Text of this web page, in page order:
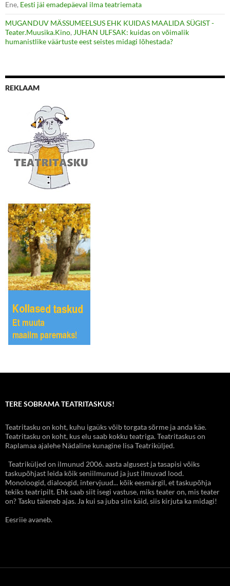
Ene, Eesti jäi emadepäeval ilma teatriemata
MUGANDUV MÄSSUMEELSUS EHK KUIDAS MAALIDA SÜGIST -
Teater.Muusika.Kino, JUHAN ULFSAK: kuidas on võimalik
humanistlike väärtuste eest seistes midagi lõhestada?
REKLAAM
TERE SOBRAMA TEATRITASKUS!
Teatritasku on koht, kuhu igaüks võib torgata sõrme ja anda käe.
Teatritasku on koht, kus elu saab kokku teatriga. Teatritaskus on
Raplamaa ajalehe Nädaline kunagine lisa Teatriküljed.
Teatriküljed on ilmunud 2006. aasta algusest ja tasapisi võiks
taskupõhjast leida kõik seniilmunud ja just ilmuvad lood.
Monoloogid, dialoogid, intervjuud... kõik eesmärgil, et taskupõhja
tekiks teatripilt. Ehk saab siit isegi vastuse, miks teater on, mis teater
on? Tasku täieneb ajas. Ja kui sa juba siin käid, siis kirjuta ka midagi!
Eesriie avaneb.